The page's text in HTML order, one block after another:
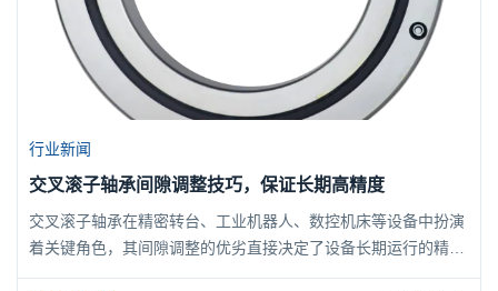
行业新闻
交叉滚子轴承间隙调整技巧，保证长期高精度
交叉滚子轴承在精密转台、工业机器人、数控机床等设备中扮演
着关键角色，其间隙调整的优劣直接决定了设备长期运行的精度
保持性。无论是初次安装还是使用中重新调校，错误的间隙设置